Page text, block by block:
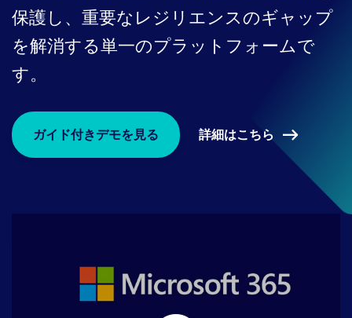
保護し、重要なレジリエンスのギャップ
を解消する単一のプラットフォームで
す。
ガイド付きデモを見る 詳細はこちら